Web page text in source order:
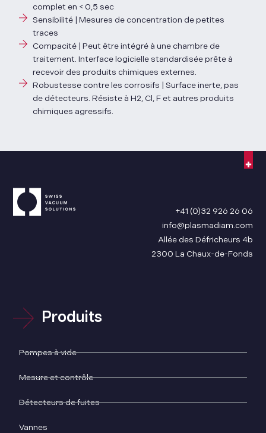
complet en < 0,5 sec
Sensibilité | Mesures de concentration de petites
traces
Compacité | Peut être intégré à une chambre de
traitement. Interface logicielle standardisée prête à
recevoir des produits chimiques externes.
Robustesse contre les corrosifs | Surface inerte, pas
de détecteurs. Résiste à H2, Cl, F et autres produits
chimiques agressifs.
+41 (0)32 926 26 06
info@plasmadiam.com
Allée des Défricheurs 4b
2300 La Chaux-de-Fonds
Produits
Pompes à vide
Mesure et contrôle
Détecteurs de fuites
Vannes